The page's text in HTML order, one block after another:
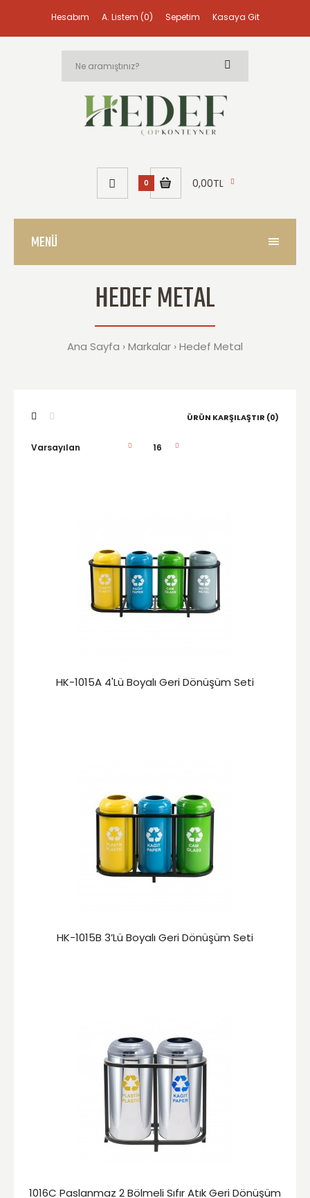
Hesabım A. Listem (0) Sepetim Kasaya Git
0 0,00TL
MENÜ
HEDEF METAL
Ana Sayfa Markalar Hedef Metal
ÜRÜN KARŞILAŞTIR (0)
HK-1015A 4'Lü Boyalı Geri Dönüşüm Seti
HK-1015B 3’Lü Boyalı Geri Dönüşüm Seti
1016C Paslanmaz 2 Bölmeli Sıfır Atık Geri Dönüşüm